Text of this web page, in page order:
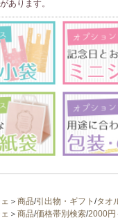
あります。
＞ 商品/引出物・ギフト /タオ
＞ 商品/価格帯別検索/2000円